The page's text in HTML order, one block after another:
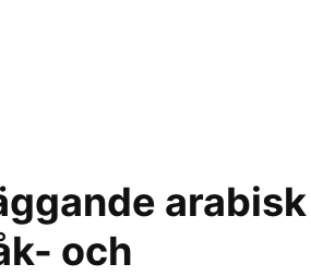
arabisk
och